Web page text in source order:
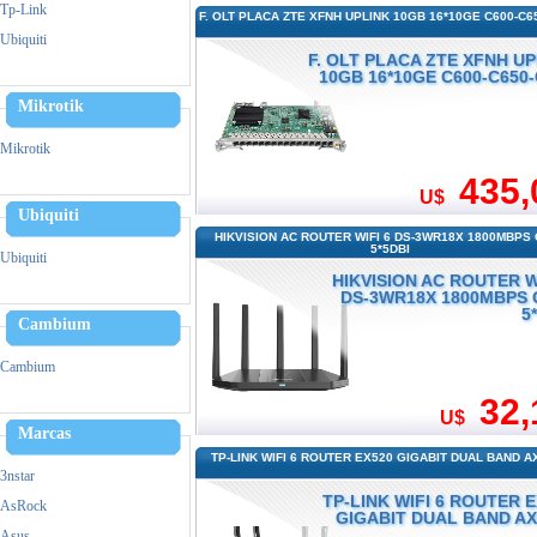
Triturador De Papel
Tp-Link
Ubiquiti
Mikrotik
Mikrotik
Ubiquiti
Ubiquiti
Cambium
Cambium
Marcas
3nstar
AsRock
F. OLT PLACA ZTE XFNH UPLINK 10GB 16*10GE C600-
U$
F. OLT PLACA ZTE XFNH
10GB 16*10GE C600-
HIKVISION AC ROUTER WIFI 6 DS-3WR18X 1800MBPS
5*5DBI
U$
HIKVISION AC ROUTER
DS-3WR18X 1800MBPS
TP-LINK WIFI 6 ROUTER EX520 GIGABIT DUAL BAND
TP-LINK WIFI 6 ROUTER
GIGABIT DUAL BAND